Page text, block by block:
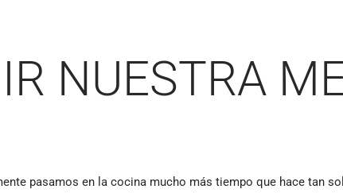
NUESTRA
pasamos en la cocina mucho más tiempo que hace tan